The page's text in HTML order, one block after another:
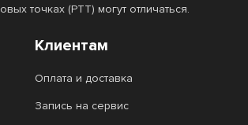
точках (РТТ) могут отличаться.
Клиентам
Оплата и доставка
Запись на сервис